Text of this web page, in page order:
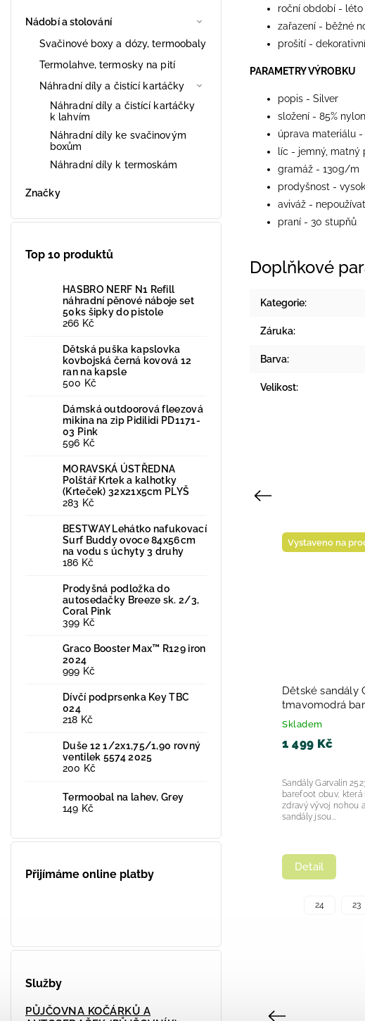
Nádobí a stolování
Svačinové boxy a dózy, termoobaly
Termolahve, termosky na pití
Náhradní díly a čistící kartáčky
Náhradní díly a čistící kartáčky
k lahvím
Náhradní díly ke svačinovým
boxům
Náhradní díly k termoskám
Značky
Top 10 produktů
HASBRO NERF N1 Refill
náhradní pěnové náboje set
50ks šipky do pistole
266 Kč
Dětská puška kapslovka
kovbojská černá kovová 12
ran na kapsle
500 Kč
Dámská outdoorová fleezová
mikina na zip Pidilidi PD1171-
03 Pink
596 Kč
MORAVSKÁ ÚSTŘEDNA
Polštář Krtek a kalhotky
(Krteček) 32x21x5cm PLYŠ
283 Kč
BESTWAY Lehátko nafukovací
Surf Buddy ovoce 84x56cm
na vodu s úchyty 3 druhy
186 Kč
Prodyšná podložka do
autosedačky Breeze sk. 2/3,
Coral Pink
399 Kč
Graco Booster Max™ R129 iron
2024
999 Kč
Dívčí podprsenka Key TBC
024
218 Kč
Duše 12 1/2x1,75/1,90 rovný
ventilek 5574 2025
200 Kč
Termoobal na lahev, Grey
149 Kč
Přijímáme online platby
Služby
PŮJČOVNA KOČÁRKŮ A
roční období - léto
zařazení - běžné
prošití - dekorativní
PARAMETRY VÝROBKU
popis - Silver
složení - 85%
úprava materiálu
líc - jemný, matný
gramáž - 130g/m
prodyšnost -
aviváž -
praní - 30 stupňů
Doplňkové
Kategorie:
Záruka:
Barva:
Velikost:
Previous
Novinka
Vystaveno na prodejně
Barefoot sandále 8800 Protetika
Nio blue 2026
Skladem
1 399 Kč
–7 %
od1 299 Kč
Detail
Barefoot sandále Protetika Nio blue
Vycházková obuv vyrobená na Slovensku z
jsou krásně...
Vystaveno na
Dětské sandály
tmavomodrá
2026
Skladem
1 499 Kč
Detail
Sandály Garvalín
barefoot obuv,
zdravý vývoj nohou
sandály jsou...
24 23
Previous